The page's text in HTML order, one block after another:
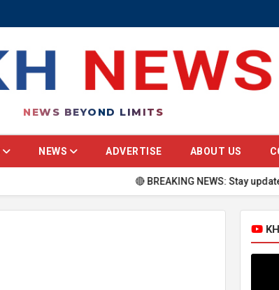
NEWS BEYOND LIMITS
NEWS ADVERTISE ABOUT US
🔴 BREAKING NEWS: Stay updated